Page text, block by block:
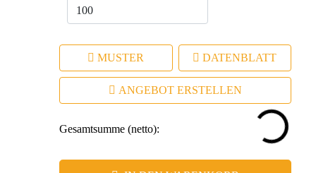
MUSTER DATENBLATT
ANGEBOT ERSTELLEN
Gesamtsumme (netto):